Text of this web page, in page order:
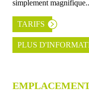
simplement
TARIFS
PLUS